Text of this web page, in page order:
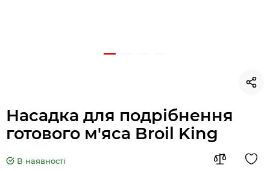
Насадка для подрібнення
готового м'яса Broil King
В наявності